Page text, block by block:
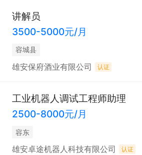
讲解员
3500-5000元/月
容城县
雄安保府酒业有限公司 认证
工业机器人调试工程师助理
2500-8000元/月
容东
雄安卓途机器人科技有限公司 认证